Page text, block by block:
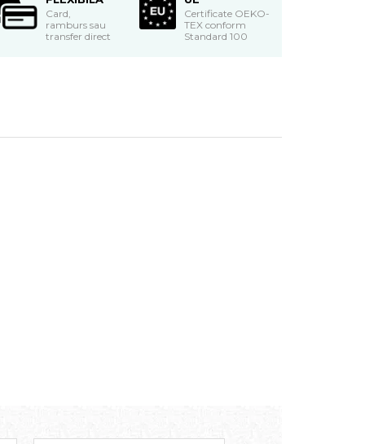
Card,
ramburs sau
transfer direct
Certificate OEKO-
TEX conform
Standard 100